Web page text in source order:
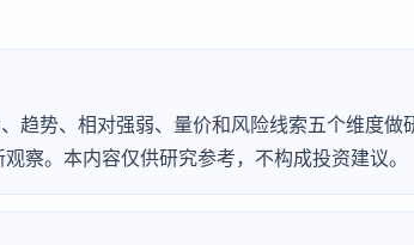
势、相对强弱、量价和风险线索五个维度做
察。本内容仅供研究参考，不构成投资建议。